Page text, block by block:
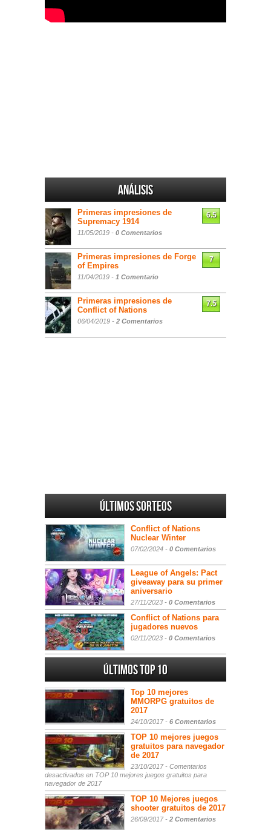
Análisis
Primeras impresiones de
Supremacy 1914
11/05/2019 - 0 Comentarios
6.5
Primeras impresiones de Forge
of Empires
11/04/2019 - 1 Comentario
7
Primeras impresiones de
Conflict of Nations
06/04/2019 - 2 Comentarios
7.5
Últimos sorteos
Conflict of Nations
Nuclear Winter
07/02/2024 - 0 Comentarios
League of Angels: Pact
giveaway para su primer
aniversario
27/11/2023 - 0 Comentarios
Conflict of Nations para
jugadores nuevos
02/11/2023 - 0 Comentarios
Últimos Top 10
Top 10 mejores
MMORPG gratuitos de
2017
24/10/2017 - 6 Comentarios
TOP 10 mejores juegos
gratuitos para navegador
de 2017
23/10/2017 - Comentarios
desactivados en TOP 10 mejores juegos gratuitos para
navegador de 2017
TOP 10 Mejores juegos
shooter gratuitos de 2017
26/09/2017 - 2 Comentarios